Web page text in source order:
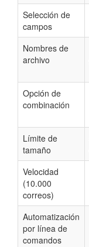
Selección de
campos
Nombres de
archivo
Opción de
combinación
Límite de
tamaño
Velocidad
(10.000
correos)
Automatización
por línea de
comandos